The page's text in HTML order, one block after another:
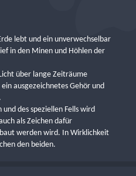
lebt und ein unverwechselbar
in den Minen und Höhlen der
über lange Zeiträume
ausgezeichnetes Gehör und
des speziellen Fells wird
als Zeichen dafür
werden wird. In Wirklichkeit
den beiden.